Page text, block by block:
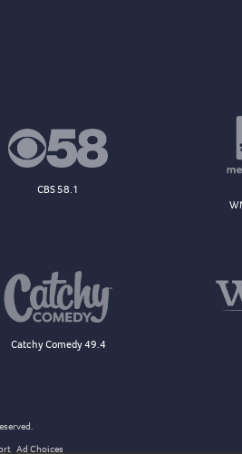
CBS 58.1
Catchy Comedy 49.4
Ad Choices